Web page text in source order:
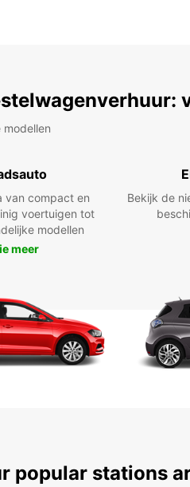
modellen
van compact en
voertuigen tot
modellen
meer
Bekijk de
popular stations